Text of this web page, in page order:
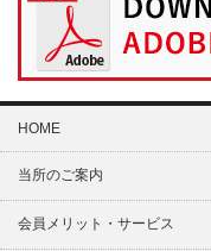
HOME
当所のご案内
会員メリット・サービス